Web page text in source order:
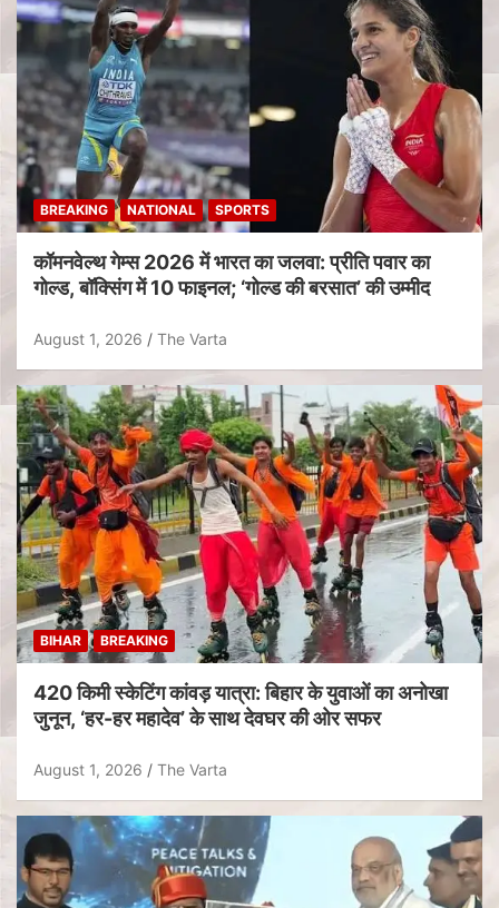
BREAKING NATIONAL SPORTS
कॉमनवेल्थ गेम्स 2026 में भारत का जलवा: प्रीति पवार का
गोल्ड, बॉक्सिंग में 10 फाइनल; ‘गोल्ड की बरसात’ की उम्मीद
August 1, 2026 The Varta
BIHAR BREAKING
420 किमी स्केटिंग कांवड़ यात्रा: बिहार के युवाओं का अनोखा
जुनून, ‘हर-हर महादेव’ के साथ देवघर की ओर सफर
August 1, 2026 The Varta